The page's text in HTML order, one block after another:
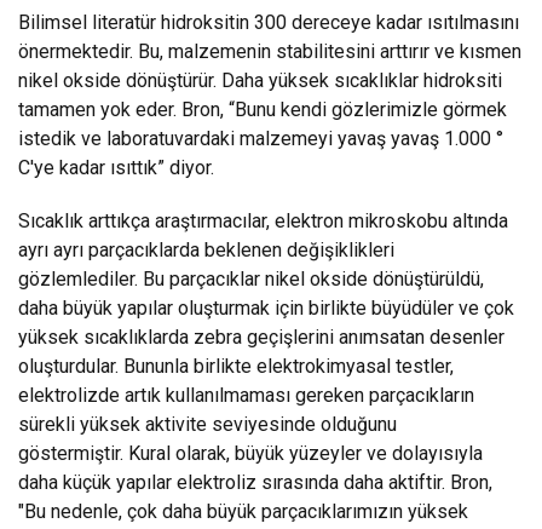
Bilimsel literatür hidroksitin 300 dereceye kadar ısıtılmasını
önermektedir. Bu, malzemenin stabilitesini arttırır ve kısmen
nikel okside dönüştürür. Daha yüksek sıcaklıklar hidroksiti
tamamen yok eder. Bron, “Bunu kendi gözlerimizle görmek
istedik ve laboratuvardaki malzemeyi yavaş yavaş 1.000 °
C'ye kadar ısıttık” diyor.
Sıcaklık arttıkça araştırmacılar, elektron mikroskobu altında
ayrı ayrı parçacıklarda beklenen değişiklikleri
gözlemlediler. Bu parçacıklar nikel okside dönüştürüldü,
daha büyük yapılar oluşturmak için birlikte büyüdüler ve çok
yüksek sıcaklıklarda zebra geçişlerini anımsatan desenler
oluşturdular. Bununla birlikte elektrokimyasal testler,
elektrolizde artık kullanılmaması gereken parçacıkların
sürekli yüksek aktivite seviyesinde olduğunu
göstermiştir. Kural olarak, büyük yüzeyler ve dolayısıyla
daha küçük yapılar elektroliz sırasında daha aktiftir. Bron,
"Bu nedenle, çok daha büyük parçacıklarımızın yüksek